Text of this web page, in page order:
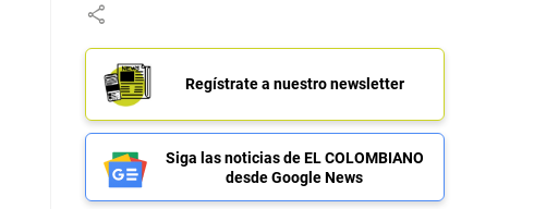
share
Regístrate a nuestro newsletter
Siga las noticias de EL COLOMBIANO
desde Google News